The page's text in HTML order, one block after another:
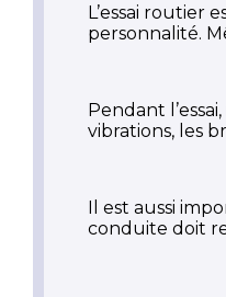
L’essai routier
personnalité.
Pendant
vibrations, les
Il est aussi
conduite doit